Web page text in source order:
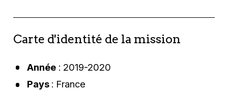
Carte d'identité de la mission
Année: 2019-2020
Pays : France